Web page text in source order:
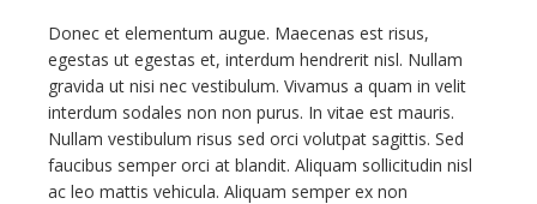
Donec et elementum augue. Maecenas est risus,
egestas ut egestas et, interdum hendrerit nisl. Nullam
gravida ut nisi nec vestibulum. Vivamus a quam in velit
interdum sodales non non purus. In vitae est mauris.
Nullam vestibulum risus sed orci volutpat sagittis. Sed
faucibus semper orci at blandit. Aliquam sollicitudin nisl
ac leo mattis vehicula. Aliquam semper ex non